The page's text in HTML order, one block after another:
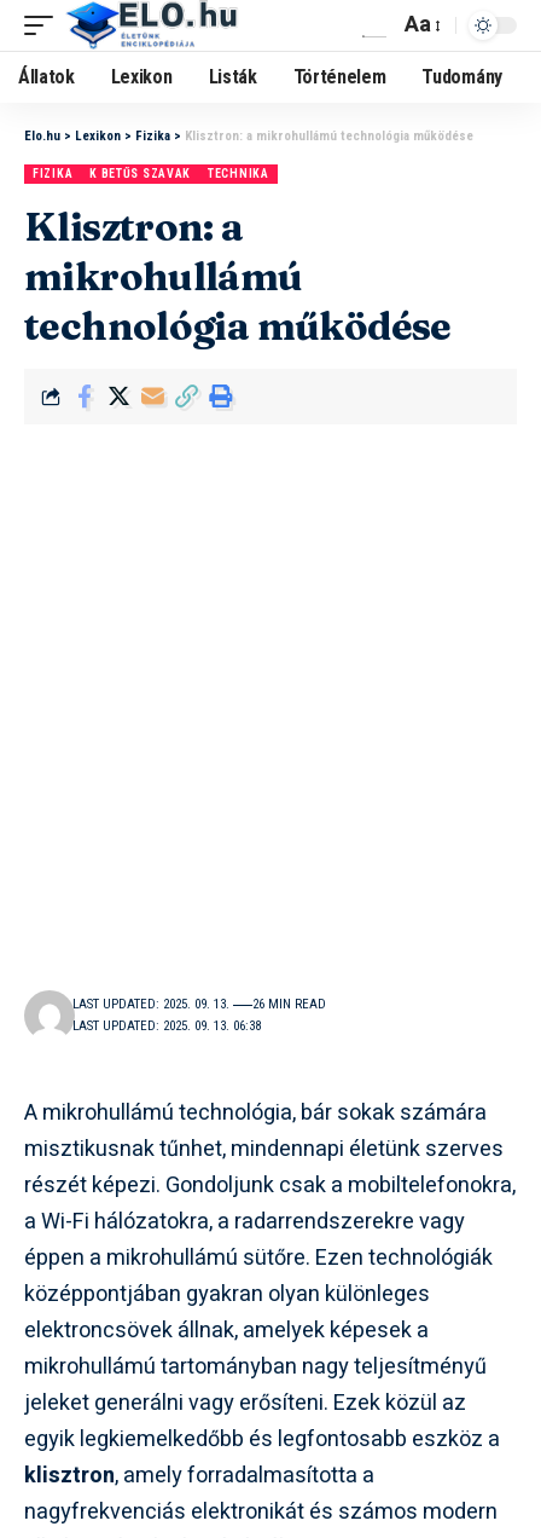
Aa
Állatok Lexikon Listák Történelem Tudomány
Elo.hu > Lexikon > Fizika > Klisztron: a mikrohullámú technológia működése
FIZIKA K BETŰS SZAVAK TECHNIKA
Klisztron: a
mikrohullámú
technológia működése
LAST UPDATED: 2025. 09. 13. 06:38
LAST UPDATED: 2025. 09. 13. 26 MIN READ
A mikrohullámú technológia, bár sokak számára
misztikusnak tűnhet, mindennapi életünk szerves
részét képezi. Gondoljunk csak a mobiltelefonokra,
a Wi-Fi hálózatokra, a radarrendszerekre vagy
éppen a mikrohullámú sütőre. Ezen technológiák
középpontjában gyakran olyan különleges
elektroncsövek állnak, amelyek képesek a
mikrohullámú tartományban nagy teljesítményű
jeleket generálni vagy erősíteni. Ezek közül az
egyik legkiemelkedőbb és legfontosabb eszköz a
klisztron, amely forradalmasította a
nagyfrekvenciás elektronikát és számos modern